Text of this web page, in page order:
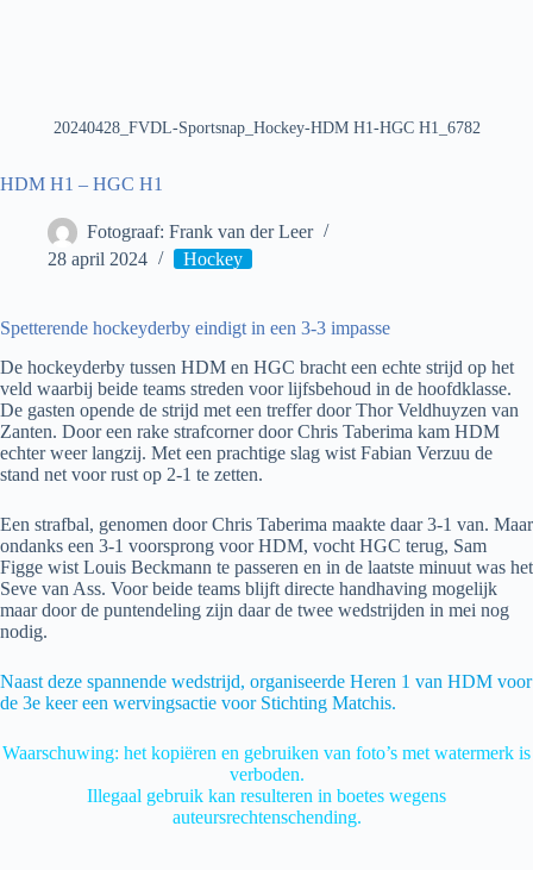
20240428_FVDL-Sportsnap_Hockey-HDM H1-HGC H1_6782
HDM H1 – HGC H1
Fotograaf: Frank van der Leer
28 april 2024
Hockey
Spetterende hockeyderby eindigt in een 3-3 impasse
De hockeyderby tussen HDM en HGC bracht een echte strijd op het
veld waarbij beide teams streden voor lijfsbehoud in de hoofdklasse.
De gasten opende de strijd met een treffer door Thor Veldhuyzen van
Zanten. Door een rake strafcorner door Chris Taberima kam HDM
echter weer langzij. Met een prachtige slag wist Fabian Verzuu de
stand net voor rust op 2-1 te zetten.
Een strafbal, genomen door Chris Taberima maakte daar 3-1 van. Maar
ondanks een 3-1 voorsprong voor HDM, vocht HGC terug, Sam
Figge wist Louis Beckmann te passeren en in de laatste minuut was het
Seve van Ass. Voor beide teams blijft directe handhaving mogelijk
maar door de puntendeling zijn daar de twee wedstrijden in mei nog
nodig.
Naast deze spannende wedstrijd, organiseerde Heren 1 van HDM voor
de 3e keer een wervingsactie voor Stichting Matchis.
Waarschuwing: het kopiëren en gebruiken van foto’s met watermerk is
verboden.
Illegaal gebruik kan resulteren in boetes wegens
auteursrechtenschending.